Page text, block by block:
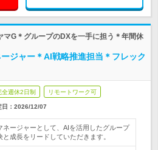
マG＊グループのDXを一手に担う＊年間休
ジャー＊AI戦略推進担当＊フレック
全週休2日制 リモートワーク可
： 2026/12/07
ネージャーとして、AIを活用したグループ
成長をリードしていただきます。